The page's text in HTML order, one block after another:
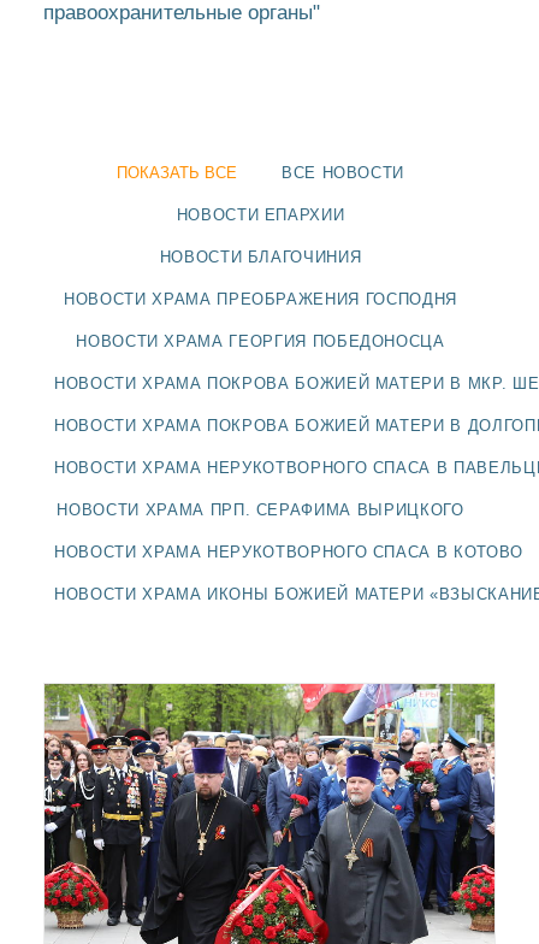
НОВОСТИ
БЛАГОЧИНИЯ
ДОЛГОПРУДНЕНСКОЕ
БЛАГОЧИНИЕ
ЕПАРХИИ
правоохранительные органы"
ПОКАЗАТЬ ВСЕ ВСЕ НОВОСТИ
НОВОСТИ ЕПАРХИИ
НОВОСТИ БЛАГОЧИНИЯ
НОВОСТИ ХРАМА ПРЕОБРАЖЕНИЯ ГОСПОДНЯ
НОВОСТИ ХРАМА ГЕОРГИЯ ПОБЕДОНОСЦА
НОВОСТИ ХРАМА ПОКРОВА БОЖИЕЙ МАТЕРИ В МКР.
НОВОСТИ ХРАМА ПОКРОВА БОЖИЕЙ МАТЕРИ В
НОВОСТИ ХРАМА НЕРУКОТВОРНОГО СПАСА В
НОВОСТИ ХРАМА ПРП. СЕРАФИМА ВЫРИЦКОГО
НОВОСТИ ХРАМА НЕРУКОТВОРНОГО СПАСА В КОТОВО
НОВОСТИ ХРАМА ИКОНЫ БОЖИЕЙ МАТЕРИ